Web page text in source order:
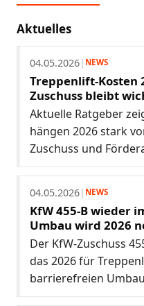
Aktuelles
04.05.2026| NEWS
Treppenlift-Kosten
Zuschuss bleibt
Aktuelle Ratgeber
hängen 2026 stark
Zuschuss und
04.05.2026| NEWS
KfW 455-B wieder
Umbau wird 2026
Der KfW-Zuschuss
das 2026 für
barrierefreien